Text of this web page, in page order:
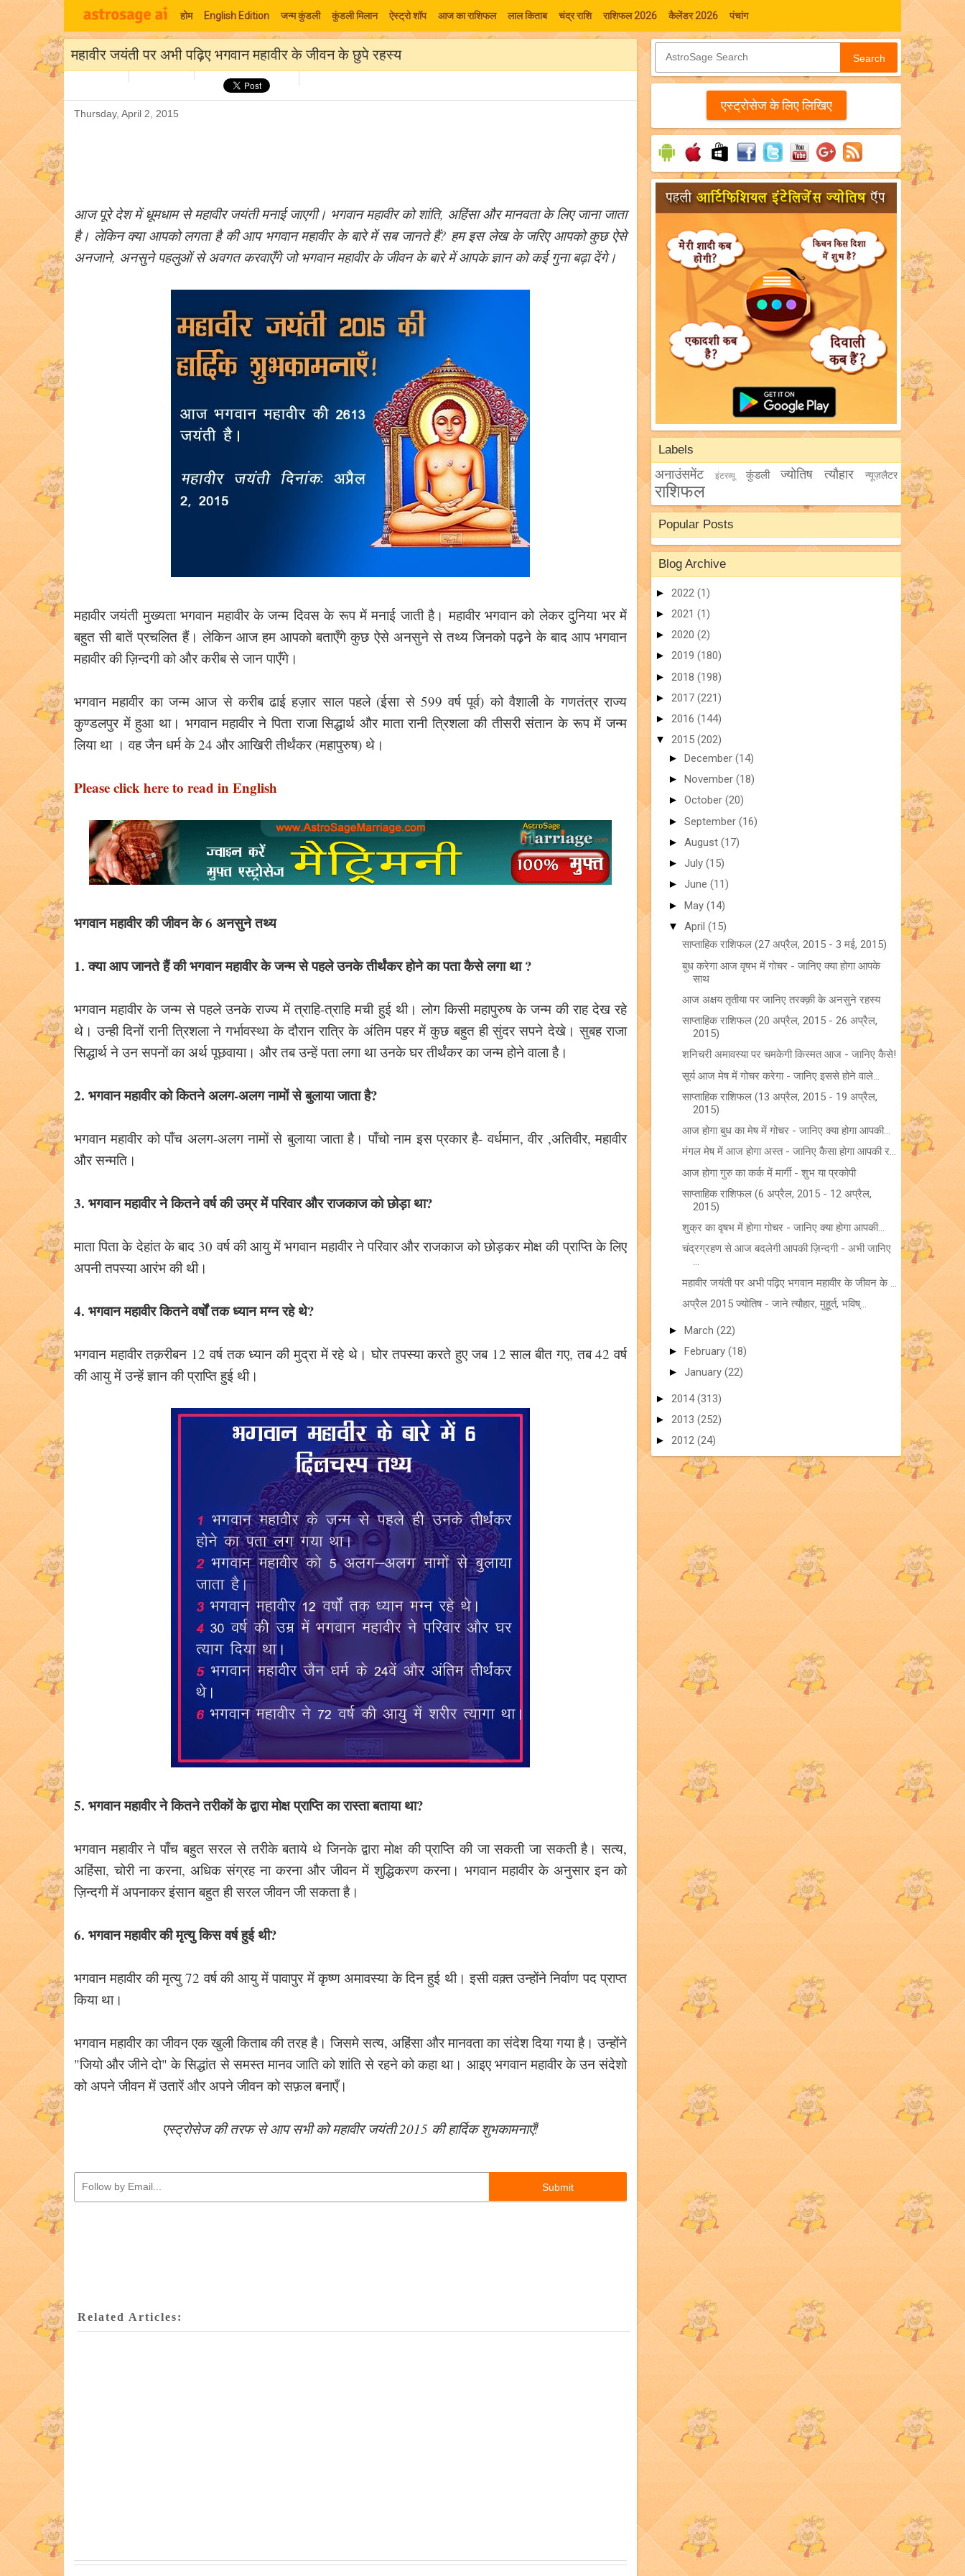
होम English Edition जन्म कुंडली कुंडली मिलान ऐस्ट्रो शॉप आज का राशिफल लाल किताब चंद्र राशि राशिफल 2026 कैलेंडर 2026 पंचांग
महावीर जयंती पर अभी पढ़िए भगवान महावीर के जीवन के छुपे रहस्य
Thursday, April 2, 2015
आज पूरे देश में धूमधाम से महावीर जयंती मनाई जाएगी। भगवान महावीर को शांति, अहिंसा और मानवता के लिए जाना जाता
है। लेकिन क्या आपको लगता है की आप भगवान महावीर के बारे में सब जानते हैं? हम इस लेख के जरिए आपको कुछ ऐसे
अनजाने, अनसुने पहलुओं से अवगत करवाएँगे जो भगवान महावीर के जीवन के बारे में आपके ज्ञान को कई गुना बढ़ा देंगे।
महावीर जयंती मुख्यता भगवान महावीर के जन्म दिवस के रूप में मनाई जाती है। महावीर भगवान को लेकर दुनिया भर में
बहुत सी बातें प्रचलित हैं। लेकिन आज हम आपको बताएँगे कुछ ऐसे अनसुने से तथ्य जिनको पढ़ने के बाद आप भगवान
महावीर की ज़िन्दगी को और करीब से जान पाएँगे।
भगवान महावीर का जन्म आज से करीब ढाई हज़ार साल पहले (ईसा से 599 वर्ष पूर्व) को वैशाली के गणतंत्र राज्य
कुण्डलपुर में हुआ था। भगवान महावीर ने पिता राजा सिद्धार्थ और माता रानी त्रिशला की तीसरी संतान के रूप में जन्म
लिया था । वह जैन धर्म के 24 और आखिरी तीर्थंकर (महापुरुष) थे।
Please click here to read in English
भगवान महावीर की जीवन के 6 अनसुने तथ्य
1. क्या आप जानते हैं की भगवान महावीर के जन्म से पहले उनके तीर्थंकर होने का पता कैसे लगा था ?
भगवान महावीर के जन्म से पहले उनके राज्य में त्राहि-त्राहि मची हुई थी। लोग किसी महापुरुष के जन्म की राह देख रहे
थे। उन्ही दिनों रानी त्रिशला ने गर्भावस्था के दौरान रात्रि के अंतिम पहर में कुछ बहुत ही सुंदर सपने देखे। सुबह राजा
सिद्धार्थ ने उन सपनों का अर्थ पूछवाया। और तब उन्हें पता लगा था उनके घर तीर्थंकर का जन्म होने वाला है।
2. भगवान महावीर को कितने अलग-अलग नामों से बुलाया जाता है?
भगवान महावीर को पाँच अलग-अलग नामों से बुलाया जाता है। पाँचो नाम इस प्रकार है- वर्धमान, वीर ,अतिवीर, महावीर
और सन्मति।
3. भगवान महावीर ने कितने वर्ष की उम्र में परिवार और राजकाज को छोड़ा था?
माता पिता के देहांत के बाद 30 वर्ष की आयु में भगवान महावीर ने परिवार और राजकाज को छोड़कर मोक्ष की प्राप्ति के लिए
अपनी तपस्या आरंभ की थी।
4. भगवान महावीर कितने वर्षों तक ध्यान मग्न रहे थे?
भगवान महावीर तक़रीबन 12 वर्ष तक ध्यान की मुद्रा में रहे थे। घोर तपस्या करते हुए जब 12 साल बीत गए, तब 42 वर्ष
की आयु में उन्हें ज्ञान की प्राप्ति हुई थी।
5. भगवान महावीर ने कितने तरीकों के द्वारा मोक्ष प्राप्ति का रास्ता बताया था?
भगवान महावीर ने पाँच बहुत सरल से तरीके बताये थे जिनके द्वारा मोक्ष की प्राप्ति की जा सकती जा सकती है। सत्य,
अहिंसा, चोरी ना करना, अधिक संग्रह ना करना और जीवन में शुद्धिकरण करना। भगवान महावीर के अनुसार इन को
ज़िन्दगी में अपनाकर इंसान बहुत ही सरल जीवन जी सकता है।
6. भगवान महावीर की मृत्यु किस वर्ष हुई थी?
भगवान महावीर की मृत्यु 72 वर्ष की आयु में पावापुर में कृष्ण अमावस्या के दिन हुई थी। इसी वक़्त उन्होंने निर्वाण पद प्राप्त
किया था।
भगवान महावीर का जीवन एक खुली किताब की तरह है। जिसमे सत्य, अहिंसा और मानवता का संदेश दिया गया है। उन्होंने
"जियो और जीने दो" के सिद्धांत से समस्त मानव जाति को शांति से रहने को कहा था। आइए भगवान महावीर के उन संदेशो
को अपने जीवन में उतारें और अपने जीवन को सफ़ल बनाएँ।
एस्ट्रोसेज की तरफ से आप सभी को महावीर जयंती 2015 की हार्दिक शुभकामनाएँ!
Related Articles:
Search
एस्‍ट्रोसेज के लिए लिखिए
Labels
अनाउंसमेंट इंटरव्यू कुंडली ज्योतिष त्यौहार न्यूज़लैटर
राशिफल
Popular Posts
Blog Archive
► 2022 (1)
► 2021 (1)
► 2020 (2)
► 2019 (180)
► 2018 (198)
► 2017 (221)
► 2016 (144)
▼ 2015 (202)
► December (14)
► November (18)
► October (20)
► September (16)
► August (17)
► July (15)
► June (11)
► May (14)
▼ April (15)
साप्ताहिक राशिफल (27 अप्रैल, 2015 - 3 मई, 2015)
बुध करेगा आज वृषभ में गोचर - जानिए क्या होगा आपके
साथ
आज अक्षय तृतीया पर जानिए तरक्क़ी के अनसुने रहस्य
साप्ताहिक राशिफल (20 अप्रैल, 2015 - 26 अप्रैल,
2015)
शनिचरी अमावस्या पर चमकेगी किस्मत आज - जानिए कैसे!
सूर्य आज मेष में गोचर करेगा - जानिए इससे होने वाले...
साप्ताहिक राशिफल (13 अप्रैल, 2015 - 19 अप्रैल,
2015)
आज होगा बुध का मेष में गोचर - जानिए क्या होगा आपकी...
मंगल मेष में आज होगा अस्त - जानिए कैसा होगा आपकी र...
आज होगा गुरु का कर्क में मार्गी - शुभ या प्रकोपी
साप्ताहिक राशिफल (6 अप्रैल, 2015 - 12 अप्रैल,
2015)
शुक्र का वृषभ में होगा गोचर - जानिए क्या होगा आपकी...
चंद्रग्रहण से आज बदलेगी आपकी ज़िन्दगी - अभी जानिए
...
महावीर जयंती पर अभी पढ़िए भगवान महावीर के जीवन के ...
अप्रैल 2015 ज्योतिष - जाने त्यौहार, मुहूर्त, भविष्...
► March (22)
► February (18)
► January (22)
► 2014(313)
► 2013 (252)
► 2012 (24)